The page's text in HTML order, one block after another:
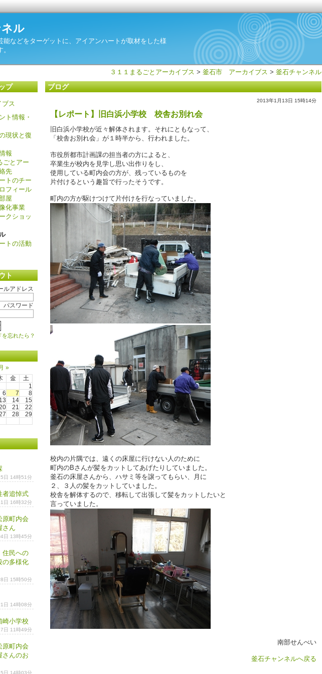
ル
能などをターゲットに、アイアンハートが取材をした様
３１１まるごとアーカイブス > 釜石市 アーカイブス > 釜石チャンネル
ブログ
2013年1月13日 15時14分
【レポート】旧白浜小学校 校舎お別れ会
旧白浜小学校が近々解体されます。それにともなって、
「校舎お別れ会」が１時半から、行われました。
市役所都市計画課の担当者の方によると、
卒業生が校内を見学し思い出作りをし、
使用している町内会の方が、残っているものを
片付けるという趣旨で行ったそうです。
町内の方が駆けつけて片付けを行なっていました。
校内の片隅では、遠くの床屋に行けない人のために
町内のBさんが髪をカットしてあげたりしていました。
釜石の床屋さんから、ハサミ等を譲ってもらい、月に
２、３人の髪をカットしていました。
校舎を解体するので、移転して出張して髪をカットしたいと
言っていました。
南部せんべい
釜石チャンネルへ戻る
プ
ス
ト情報・
現状と復
報
とアー
先
トのチー
フィール
屋
化事業
クショッ
トの活動
ト
ルアドレス
パスワード
を忘れたら？
»
金
土
1
6 7
8
13 14
15
21
22
28
29
日 14時51分
者追悼式
日 16時32分
原町内会
ん
日 13時45分
住民への
の多様化
日 15時50分
日 14時08分
崎小学校
日 11時49分
原町内会
んのお
日 14時03分